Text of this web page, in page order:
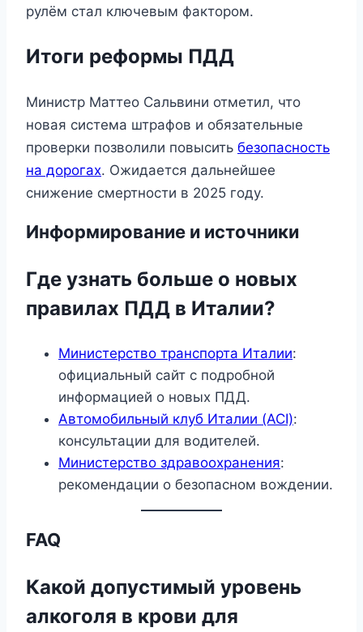
рулём стал ключевым фактором.
Итоги реформы ПДД
Министр Маттео Сальвини отметил, что
новая система штрафов и обязательные
проверки позволили повысить безопасность
на дорогах. Ожидается дальнейшее
снижение смертности в 2025 году.
Информирование и источники
Где узнать больше о новых
правилах ПДД в Италии?
Министерство транспорта Италии:
официальный сайт с подробной
информацией о новых ПДД.
Автомобильный клуб Италии (ACI):
консультации для водителей.
Министерство здравоохранения:
рекомендации о безопасном вождении.
FAQ
Какой допустимый уровень
алкоголя в крови для